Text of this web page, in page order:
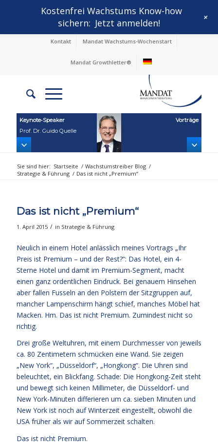
Kontakt Mandat Wachstums-Wochenstart
Mandat Growthletter®
Keynote‑Speaker
Prof. Dr. Guido Quelle
Vorträge
Sie sind hier: Startseite / Wachstumstreiber Blog /
Strategie & Führung / Das ist nicht „Premium“
Das ist nicht „Premium“
1. April 2015 / in Strategie & Führung
Neulich in einem Hotel anlässlich meines Vortrags „Ihr
Preis ist Premium – und der Rest?“: Das Hotel, ein 4-
Sterne Hotel und damit im Premium-Segment, macht
einen ganz ordentlichen Eindruck. Bei genauem Hinsehen
aber fallen Fusseln an den Polstern der Sitzgruppen auf,
mancher Lampenschirm hängt schief, manches Möbel hat
Macken. Hm. Das ist nicht Premium. Zumindest nicht so
richtig.
Drei große Weltuhren, mit einem Durchmesser von jeweils
ca. 80 Zentimetern schmücken eine Wand. Sie zeigen
„New York“, „Düsseldorf“, „Hongkong“. Die Uhren sind
beleuchtet, ein Blickfang. Schade: Die Hongkong-Zeit steht
und bewegt sich keinen Millimeter, die Düsseldorf- und
New York-Minuten differieren um ca. sieben Minuten und
New York ist noch auf Winterzeit eingestellt, obwohl die
USA früher als wir auf Sommerzeit schalten.
Das ist nicht Premium.
Kostenfrei Wachstums Know-how
sichern: Jetzt anmelden! +